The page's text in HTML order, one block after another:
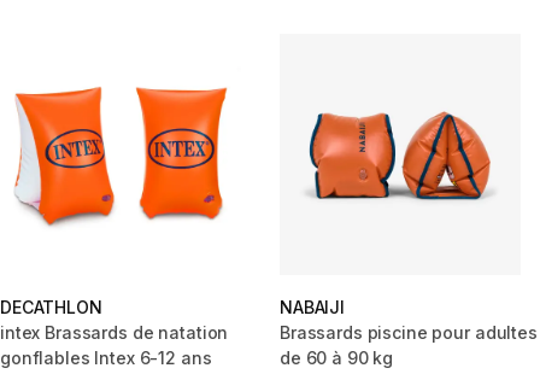
DECATHLON
intex Brassards de natation
gonflables Intex 6-12 ans
NABAIJI
Brassards piscine pour adultes
de 60 à 90 kg